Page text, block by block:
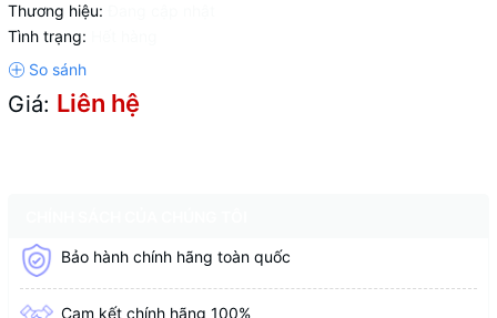
Thương hiệu:
Tình trạng:
Giá: Liên hệ
Bảo hành chính hãng toàn quốc
Cam kết chính hãng 100%